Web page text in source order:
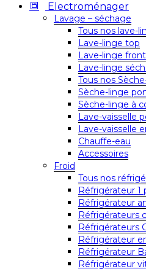
Electroménager
Lavage – séchage
Tous nos lave-
Lave-linge top
Lave-linge
Lave-linge
Tous nos
Sèche-linge
Sèche-linge à
Lave-vaisselle
Lave-vaisselle
Chauffe-eau
Accessoires
Froid
Tous nos
Réfrigérateur 1
Réfrigérateur
Réfrigérateurs
Réfrigérateurs
Réfrigérateur
Réfrigérateur
Réfrigérateur